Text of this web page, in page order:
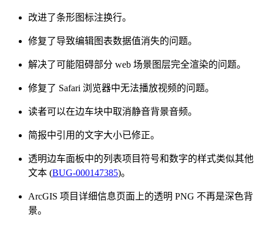
改进了条形图标注换行。
修复了导致编辑图表数据值消失的问题。
解决了可能阻碍部分 web 场景图层完全渲染的问题。
修复了 Safari 浏览器中无法播放视频的问题。
读者可以在边车块中取消静音背景音频。
简报中引用的文字大小已修正。
透明边车面板中的列表项目符号和数字的样式类似其他
文本 (BUG-000147385)。
ArcGIS 项目详细信息页面上的透明 PNG 不再是深色背
景。